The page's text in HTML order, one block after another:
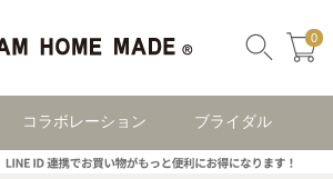
0
コラボレーション ブライダル